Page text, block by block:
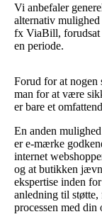
Vi anbefaler
alternativ
fx ViaBill, forudsat
en periode.
Forud for at nogen
man for at være
er bare et
En anden
er e-mærke
internet
og at butikken
ekspertise inden
anledning til
processen med din